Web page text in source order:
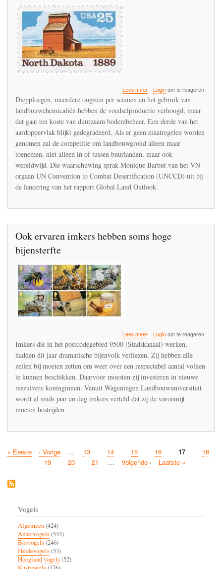
Lees meerover
Industriële
landbouw
veroorzaakt
bodemdegradatie
Loginom te reageren
Diepploegen, meerdere oogsten per seizoen en het gebruik van
landbouwchemicaliën hebben de voedselproductie verhoogd, maar
dat gaat ten koste van duurzaam bodembeheer. Een derde van het
aardoppervlak blijkt gedegradeerd. Als er geen maatregelen worden
genomen zal de competitie om landbouwgrond alleen maar
toenemen, niet alleen in of tussen buurlanden, maar ook
wereldwijd. Die waarschuwing sprak Monique Barbut van het VN-
orgaan UN Convention to Combat Desertification (UNCCD) uit bij
de lancering van het rapport Global Land Outlook.
Ook ervaren imkers hebben soms hoge
bijensterfte
Lees meerover
ervaren
imkers
hebben
soms
bijensterfte
Loginom te reageren
Imkers die in het postcodegebied 9500 (Stadskanaal) werken,
hadden dit jaar dramatische bijenvolk verliezen. Zij hebben alle
zeilen bij moeten zetten om weer over een respectabel aantal volken
te kunnen beschikken. Daarvoor moesten zij investeren in nieuwe
raszuivere koninginnen. Vanuit Wageningen Landbouwuniversiteit
wordt al sinds jaar en dag imkers verteld dat zij de varoamijt
moeten bestrijden.
Paginatie
Eerste
« Eerste
Vorige
pagina
‹ Vorige … Pagina
13 Pagina
14 Pagina
15 Pagina
16
Huidige
pagina
17 Pagina
18
Pagina
19 Pagina
20 Pagina
21 …
Volgende
Volgende ›
Laatste
Laatste »
Vogels
Algemeen(424)
Akkervogels(544)
Bosvogels(246)
Heidevogels(53)
Hoogland vogels(52)